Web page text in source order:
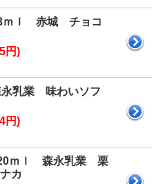
ｍｌ 赤城 チョコ
円)
乳業 味わいソフ
円)
ｍｌ 森永乳業 栗
カ